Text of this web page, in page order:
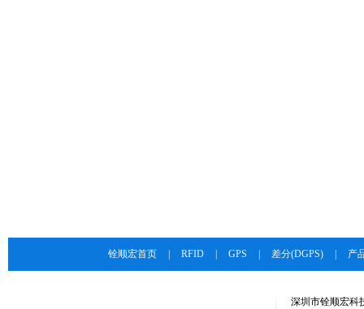
铨顺宏首页 RFID GPS 差分(DGPS) 产
深圳市铨顺宏科